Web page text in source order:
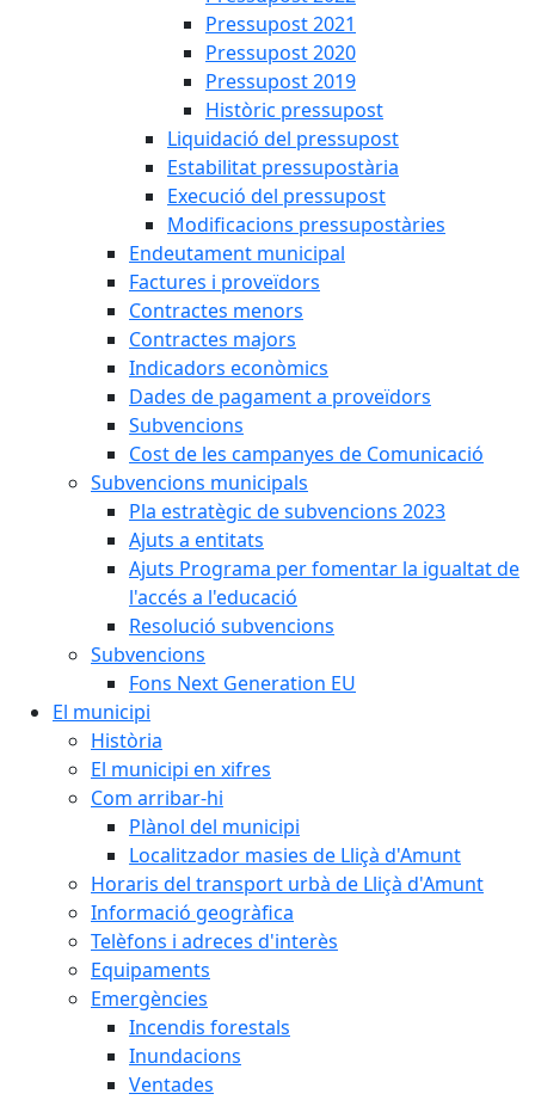
Pressupost 2021
Pressupost 2020
Pressupost 2019
Històric pressupost
Liquidació del pressupost
Estabilitat pressupostària
Execució del pressupost
Modificacions pressupostàries
Endeutament municipal
Factures i proveïdors
Contractes menors
Contractes majors
Indicadors econòmics
Dades de pagament a proveïdors
Subvencions
Cost de les campanyes de Comunicació
Subvencions municipals
Pla estratègic de subvencions 2023
Ajuts a entitats
Ajuts Programa per fomentar la igualtat de
l'accés a l'educació
Resolució subvencions
Subvencions
Fons Next Generation EU
El municipi
Història
El municipi en xifres
Com arribar-hi
Plànol del municipi
Localitzador masies de Lliçà d'Amunt
Horaris del transport urbà de Lliçà d'Amunt
Informació geogràfica
Telèfons i adreces d'interès
Equipaments
Emergències
Incendis forestals
Inundacions
Ventades